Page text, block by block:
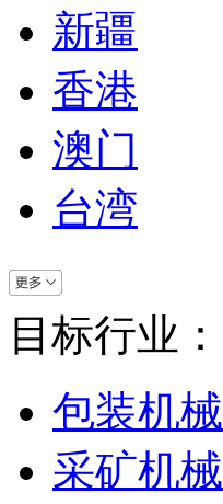
新疆
香港
澳门
台湾
目标行业：
包装机械
采矿机械